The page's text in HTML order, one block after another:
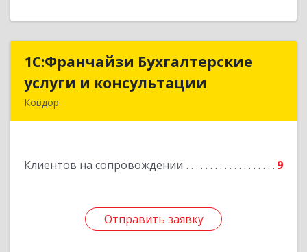
1С:Франчайзи Бухгалтерские
услуги и консультации
Ковдор
Клиентов на сопровождении 9
Отправить заявку
1С:Франчайзи Бухгалтерские
услуги и консультации
Отправить заявку